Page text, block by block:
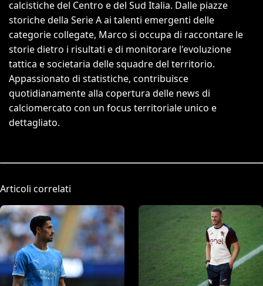
calcistiche del Centro e del Sud Italia. Dalle piazze
storiche della Serie A ai talenti emergenti delle
categorie collegate, Marco si occupa di raccontare le
storie dietro i risultati e di monitorare l'evoluzione
tattica e societaria delle squadre del territorio.
Appassionato di statistiche, contribuisce
quotidianamente alla copertura delle news di
calciomercato con un focus territoriale unico e
dettagliato.
Articoli correlati